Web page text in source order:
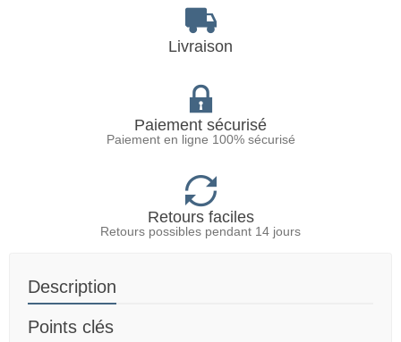
Livraison
Paiement sécurisé
Paiement en ligne 100% sécurisé
Retours faciles
Retours possibles pendant 14 jours
Description
Points clés